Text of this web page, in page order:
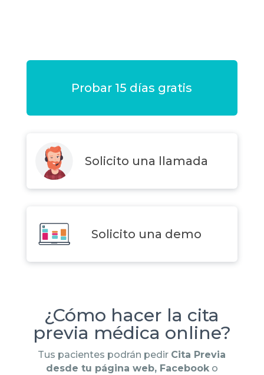
Probar 15 días gratis
Solicito una llamada
Solicito una demo
¿Cómo hacer la cita
previa médica online?
Tus pacientes podrán pedir Cita Previa
desde tu página web, Facebooko